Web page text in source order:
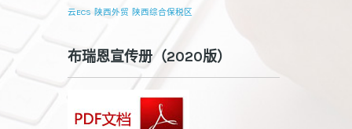
云ECS 陕西外贸 陕西综合保税区
布瑞恩宣传册（2020版）